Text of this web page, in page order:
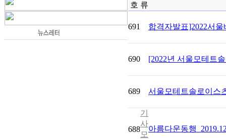
호 류
691 합격자발표]2022서
690 [2022년 서울모테트
689 서울모테트솔로이스
688
기
사
모
아름다운동행